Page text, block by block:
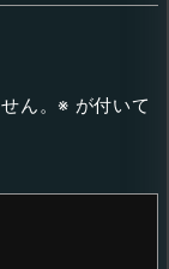
ん。 ※ が付いて